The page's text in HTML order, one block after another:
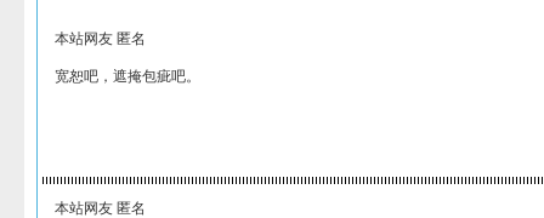
本站网友 匿名
宽恕吧，遮掩包疵吧。
本站网友 匿名